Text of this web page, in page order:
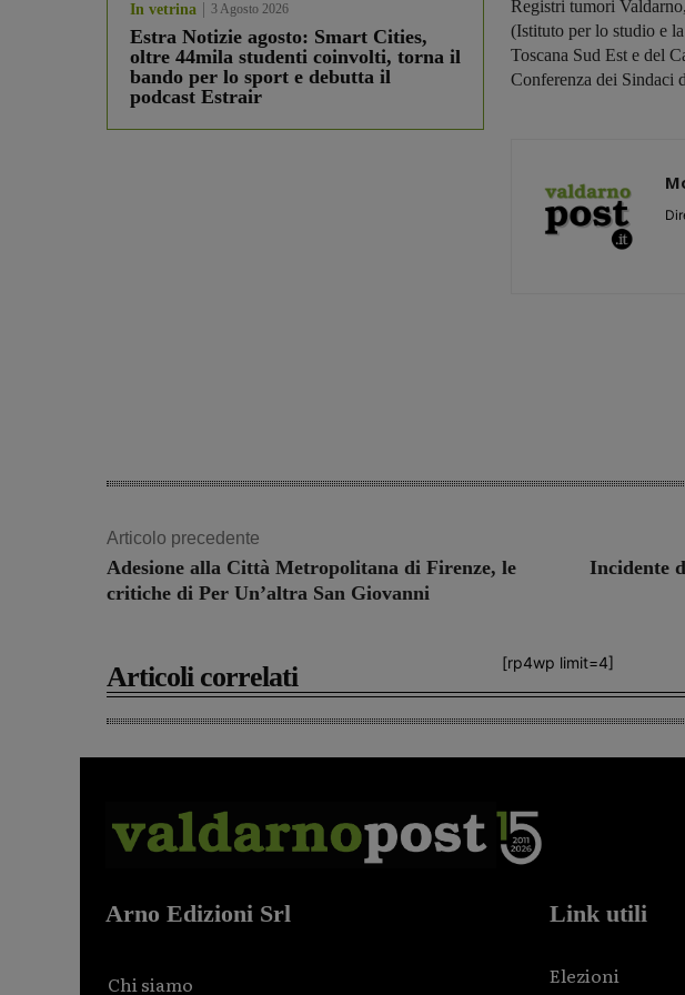
In vetrina 3 Agosto 2026
Estra Notizie agosto: Smart Cities,
oltre 44mila studenti coinvolti, torna il
bando per lo sport e debutta il
podcast Estrair
Registri tumori
(Istituto per lo studio e
Toscana Sud Est e del
Conferenza dei Sindaci
Articolo precedente
Adesione alla Città Metropolitana di Firenze, le
critiche di Per Un’altra San Giovanni
Incidente
[rp4wp limit=4]
Articoli correlati
Arno Edizioni Srl
Chi siamo
Link utili
Elezioni